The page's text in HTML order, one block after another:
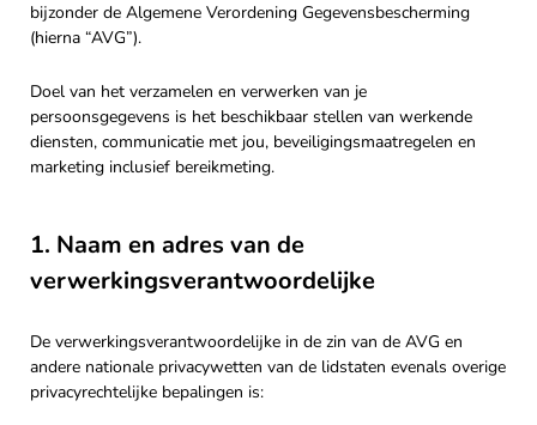
bijzonder de Algemene Verordening Gegevensbescherming
(hierna “AVG”).
Doel van het verzamelen en verwerken van je
persoonsgegevens is het beschikbaar stellen van werkende
diensten, communicatie met jou, beveiligingsmaatregelen en
marketing inclusief bereikmeting.
1. Naam en adres van de
verwerkingsverantwoordelijke
De verwerkingsverantwoordelijke in de zin van de AVG en
andere nationale privacywetten van de lidstaten evenals overige
privacyrechtelijke bepalingen is: